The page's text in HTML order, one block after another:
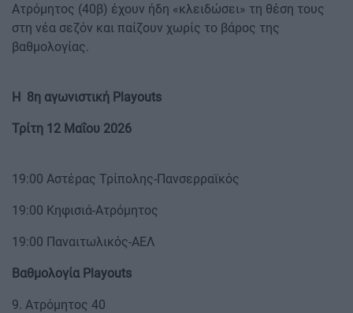
Ατρόμητος (40β) έχουν ήδη «κλειδώσει» τη θέση τους
στη νέα σεζόν και παίζουν χωρίς το βάρος της
βαθμολογίας.
Η 8η αγωνιστική Playouts
Τρίτη 12 Μαΐου 2026
19:00 Αστέρας Τρίπολης-Πανσερραϊκός
19:00 Κηφισιά-Ατρόμητος
19:00 Παναιτωλικός-ΑΕΛ
Βαθμολογία Playouts
9. Ατρόμητος 40